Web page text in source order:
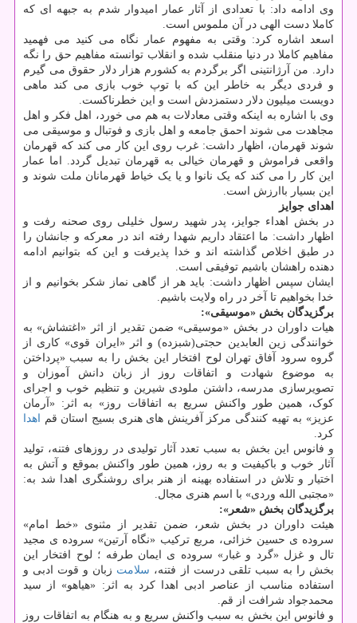
وی ادامه داد: با تعدادی از آثار عمار امیدوار شدم به جبهه ای که
کاملا دست الهی در آن ملموس است.
اسعد اشاره کرد: وقتی به مفهوم عمار نگاه می کنید می فهمید
مفاهیم کاملا در دنیا منقلب شده و انقلاب توانسته مفاهیم حق را نگه
دارد. من آرژانتینی اگر برگردم به کشورم هزار دلار حقوق می گیرم
و فردی دیگر به خاطر این که با توپ خوب بازی می کند ماهی
دویست میلیون دلار دستمزدش است و این خطرناکست.
وی با اشاره به اینکه وقتی معادلات به هم می خورد، اهل فکر و اهل
مجاهدت می شوند احمق جامعه و اهل بازی و فوتبال و موسیقی می
شوند قهرمان، اظهار داشت: غرب روی این کار می کند که قهرمان
واقعی فراموش و قهرمان خیالی به قهرمان تبدیل گردد. اما عمار
این کار را می کند که یک نانوا و یا یک خیاط قهرمانان ملت شوند و
این بسیار باارزش است.
اهدای جوایز
در بخش اهداء جوایز، پدر شهید رسول خلیلی روی صحنه رفت و
اظهار داشت: ما اعتقاد داریم شهدا رفته اند در معرکه و جانشان را
در طبق اخلاص گذاشته اند و خدا پذیرفت و این که بتوانیم ادامه
دهنده راهشان باشیم توفیقی است.
ایشان سپس اظهار داشت: باید هر از گاهی نماز شکر بخوانیم و از
خدا بخواهیم تا آخر در راه ولایت باشیم.
برگزیدگان بخش «موسیقی»:
هیات داوران در بخش «موسیقی» ضمن تقدیر از اثر «اغتشاش» به
خوانندگی زین العابدین حجتی(شبزده) و اثر «ایران قوی» کاری از
گروه سرود آفاق تهران لوح افتخار این بخش را به سبب «پرداختن
به موضوع شهادت و اتفاقات روز از زبان دانش آموزان و
تصویرسازی مدرسه، داشتن ملودی شیرین و تنظیم خوب و اجرای
کوک، همین طور واکنش سریع به اتفاقات روز» به اثر: «آرمان
عزیز» به تهیه کنندگی مرکز آفرینش های هنری بسیج استان قم اهدا
کرد.
و فانوس این بخش به سبب تعدد آثار تولیدی در روزهای فتنه، تولید
آثار خوب و باکیفیت و به روز، همین طور واکنش بموقع و آتش به
اختیار و تلاش در استفاده بهینه از هنر برای روشنگری اهدا شد به:
«مجتبی الله وردی» با اسم هنری مجال.
برگزیدگان بخش «شعر»:
هیئت داوران در بخش شعر، ضمن تقدیر از مثنوی «خط امام»
سروده ی حسین خزائی، مربع ترکیب «نگاه آرتین» سروده ی مجید
تال و غزل «گرد و غبار» سروده ی ایمان طرفه ؛ لوح افتخار این
بخش را به سبب تلقی درست از فتنه، سلامت زبان و قوت ادبی و
استفاده مناسب از عناصر ادبی اهدا کرد به اثر: «هیاهو» از سید
محمدجواد شرافت از قم.
و فانوس این بخش به سبب واکنش سریع و به هنگام به اتفاقات روز